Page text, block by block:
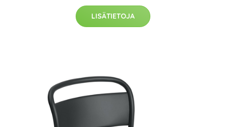
LISÄTIETOJA